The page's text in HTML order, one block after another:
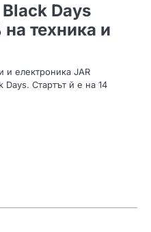
Days
техника и
и електроника JAR
Стартът й е на 14